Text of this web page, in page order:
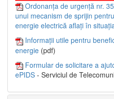
Ordonanța de urgență nr.
unui mecanism de sprijin
energie electrică aflați în
Informații utile pentru
energie (pdf)
Formular de solicitare a
ePIDS - Serviciul de